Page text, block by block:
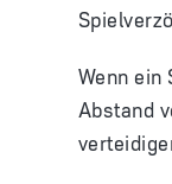
Wenn ein
Abstand